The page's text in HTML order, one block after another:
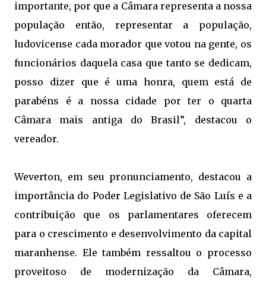
importante, por que a Câmara representa a nossa
população então, representar a população,
ludovicense cada morador que votou na gente, os
funcionários daquela casa que tanto se dedicam,
posso dizer que é uma honra, quem está de
parabéns é a nossa cidade por ter o quarta
Câmara mais antiga do Brasil”, destacou o
vereador.
Weverton, em seu pronunciamento, destacou a
importância do Poder Legislativo de São Luís e a
contribuição que os parlamentares oferecem
para o crescimento e desenvolvimento da capital
maranhense. Ele também ressaltou o processo
proveitoso de modernização da Câmara,